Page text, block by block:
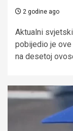
2 godine ago
Aktualni
pobijedio je ove
na desetoj